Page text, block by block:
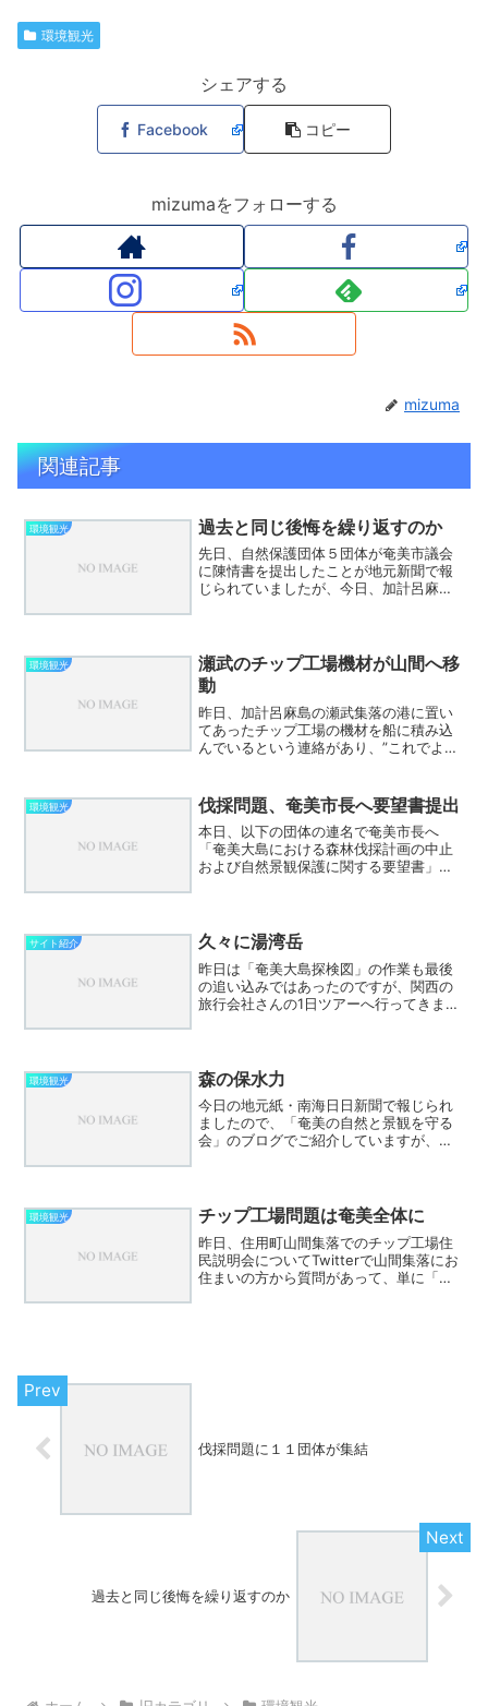
環境観光
シェアする
Facebook コピー
mizumaをフォローする
mizuma
関連記事
環境観光 過去と同じ後悔を繰り返すのか
先日、自然保護団体５団体が奄美市議会
に陳情書を提出したことが地元新聞で報
じられていましたが、今日、加計呂麻の
住民の会と自然保護団体、...
環境観光
瀬武のチップ工場機材が山間へ移
動
昨日、加計呂麻島の瀬武集落の港に置い
てあったチップ工場の機材を船に積み込
んでいるという連絡があり、”これでよう
間港に機材が陸揚げされているという連
絡が入りました。 お...
環境観光 伐採問題、奄美市長へ要望書提出
本日、以下の団体の連名で奄美市長へ
「奄美大島における森林伐採計画の中止
および自然景観保護に関する要望書」を
会 市長に面会したのは瀬戸...
サイト紹介 久々に湯湾岳
昨日は「奄美大島探検図」の作業も最後
の追い込みではあったのですが、関西の
旅行会社さんの1日ツアーへ行ってきまし
の上からしか行けません...
環境観光 森の保水力
今日の地元紙・南海日日新聞で報じられ
ましたので、「奄美の自然と景観を守る
会」のブログでご紹介していますが、奄
れてしまいましたが、瀬戸...
環境観光 チップ工場問題は奄美全体に
昨日、住用町山間集落でのチップ工場住
民説明会についてTwitterで山間集落にお
住まいの方から質問があって、単に「観
伐採問題に１１団体が集結
過去と同じ後悔を繰り返すのか